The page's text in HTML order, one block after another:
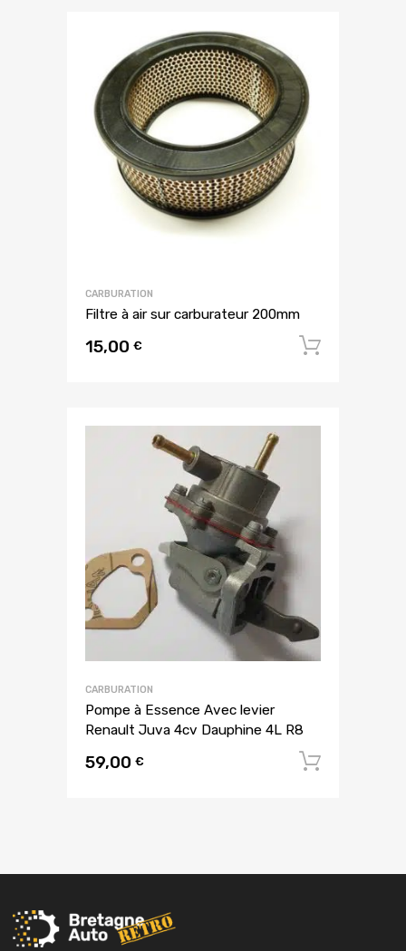
CARBURATION
Filtre à air sur carburateur 200mm
15,00 €
CARBURATION
Pompe à Essence Avec levier
Renault Juva 4cv Dauphine 4L R8
59,00 €